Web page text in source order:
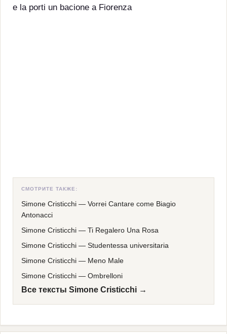
e la porti un bacione a Fiorenzа
СМОТРИТЕ ТАКЖЕ:
Simone Cristicchi — Vorrei Cantare come Biagio
Antonacci
Simone Cristicchi — Ti Regalero Una Rosa
Simone Cristicchi — Studentessa universitaria
Simone Cristicchi — Meno Male
Simone Cristicchi — Ombrelloni
Все тексты Simone Cristicchi →